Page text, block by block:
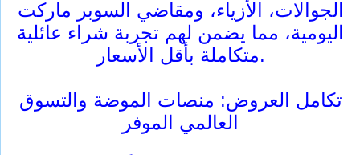
الجوالات، الأزياء، ومقاضي السوبر ماركت
اليومية، مما يضمن لهم تجربة شراء عائلية
متكاملة بأقل الأسعار.
تكامل العروض: منصات الموضة والتسوق
العالمي الموفر